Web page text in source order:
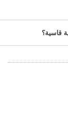
قاسية؟